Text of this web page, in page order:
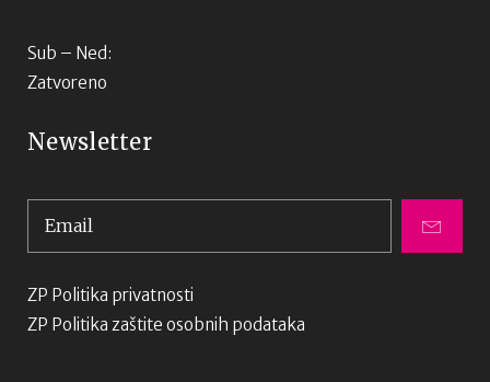
Sub – Ned:
Zatvoreno
Newsletter
ZP Politika privatnosti
ZP Politika zaštite osobnih podataka